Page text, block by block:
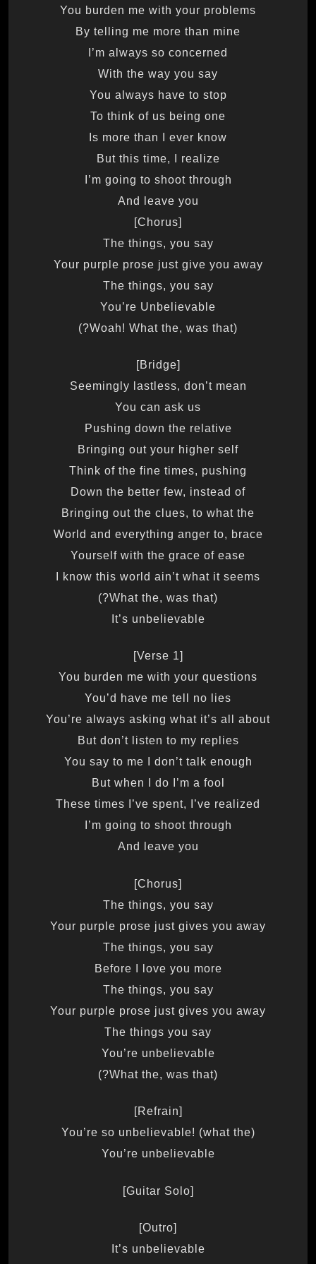
You burden me with your problems
By telling me more than mine
I’m always so concerned
With the way you say
You always have to stop
To think of us being one
Is more than I ever know
But this time, I realize
I’m going to shoot through
And leave you
[Chorus]
The things, you say
Your purple prose just give you away
The things, you say
You’re Unbelievable
(Woah! What the, was that?)
[Bridge]
Seemingly lastless, don’t mean
You can ask us
Pushing down the relative
Bringing out your higher self
Think of the fine times, pushing
Down the better few, instead of
Bringing out the clues, to what the
World and everything anger to, brace
Yourself with the grace of ease
I know this world ain’t what it seems
(What the, was that?)
It’s unbelievable
You burden me with your questions
You’d have me tell no lies
You’re always asking what it’s all about
But don’t listen to my replies
You say to me I don’t talk enough
But when I do I’m a fool
These times I’ve spent, I’ve realized
I’m going to shoot through
And leave you
[Chorus]
The things, you say
Your purple prose just gives you away
The things, you say
Before I love you more
The things, you say
Your purple prose just gives you away
The things you say
You’re unbelievable
(What the, was that?)
[Refrain]
You’re so unbelievable! (what the)
You’re unbelievable
[Guitar Solo]
[Outro]
It’s unbelievable